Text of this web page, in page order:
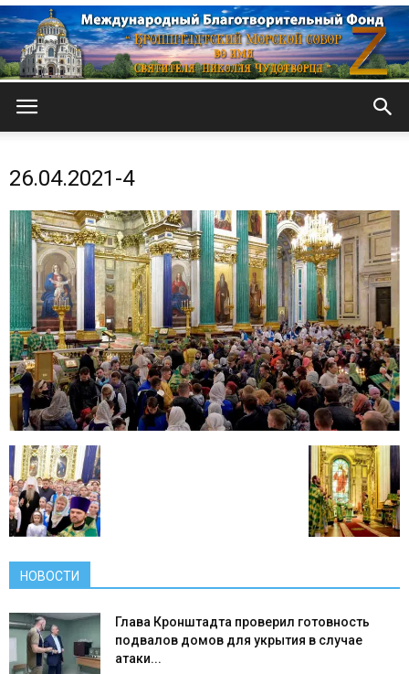
собор
26.04.2021-4
НОВОСТИ
Глава Кронштадта проверил готовность
подвалов домов для укрытия в случае
атаки...